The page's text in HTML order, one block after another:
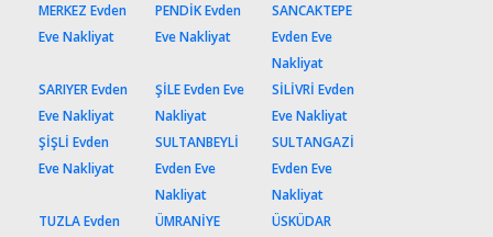
MERKEZ Evden
Eve Nakliyat
PENDİK Evden
Eve Nakliyat
SANCAKTEPE
Evden Eve
Nakliyat
SARIYER Evden
Eve Nakliyat
ŞİLE Evden Eve
Nakliyat
SİLİVRİ Evden
Eve Nakliyat
ŞİŞLİ Evden
Eve Nakliyat
SULTANBEYLİ
Evden Eve
Nakliyat
SULTANGAZİ
Evden Eve
Nakliyat
TUZLA Evden
ÜMRANİYE
ÜSKÜDAR